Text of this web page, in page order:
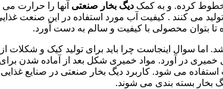
کرده. و به کمک دیگ بخار صنعتی آنها را حرارت
می کنند . کیفیت آب مورد استفاده در این صنعت
بتوان محصولی با کیفیت و سالم به دست آورد.
اما سوال اینجاست چرا باید برای تولید کیک و شکلات
خمیری در آورد. مواد خمیری شکل بعد از آماده شدن
می شود. کاربرد دیگ بخار صنعتی در صنایع
بخار بسته بندی می شوند.